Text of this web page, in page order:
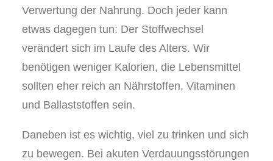
Verwertung der Nahrung. Doch jeder kann
etwas dagegen tun: Der Stoffwechsel
verändert sich im Laufe des Alters. Wir
benötigen weniger Kalorien, die Lebensmittel
sollten eher reich an Nährstoffen, Vitaminen
und Ballaststoffen sein.
Daneben ist es wichtig, viel zu trinken und sich
zu bewegen. Bei akuten Verdauungsstörungen